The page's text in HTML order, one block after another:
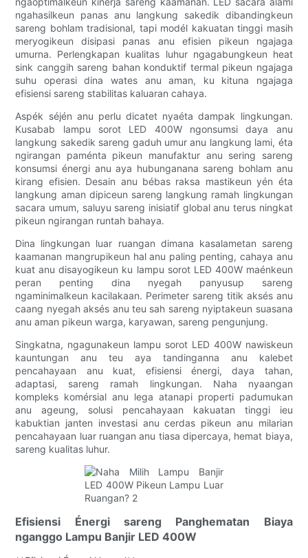
ngahasilkeun panas anu langkung sakedik dibandingkeun
sareng bohlam tradisional, tapi modél kakuatan tinggi masih
meryogikeun disipasi panas anu efisien pikeun ngajaga
umurna. Perlengkapan kualitas luhur ngagabungkeun heat
sink canggih sareng bahan konduktif termal pikeun ngajaga
suhu operasi dina wates anu aman, ku kituna ngajaga
efisiensi sareng stabilitas kaluaran cahaya.
Aspék séjén anu perlu dicatet nyaéta dampak lingkungan.
Kusabab lampu sorot LED 400W ngonsumsi daya anu
langkung sakedik sareng gaduh umur anu langkung lami, éta
ngirangan paménta pikeun manufaktur anu sering sareng
konsumsi énergi anu aya hubunganana sareng bohlam anu
kirang efisien. Desain anu bébas raksa mastikeun yén éta
langkung aman dipiceun sareng langkung ramah lingkungan
sacara umum, saluyu sareng inisiatif global anu terus ningkat
pikeun ngirangan runtah bahaya.
Dina lingkungan luar ruangan dimana kasalametan sareng
kaamanan mangrupikeun hal anu paling penting, cahaya anu
kuat anu disayogikeun ku lampu sorot LED 400W maénkeun
peran penting dina nyegah panyusup sareng
ngaminimalkeun kacilakaan. Perimeter sareng titik aksés anu
caang nyegah aksés anu teu sah sareng nyiptakeun suasana
anu aman pikeun warga, karyawan, sareng pengunjung.
Singkatna, ngagunakeun lampu sorot LED 400W nawiskeun
kauntungan anu teu aya tandinganna anu kalebet
pencahayaan anu kuat, efisiensi énergi, daya tahan,
adaptasi, sareng ramah lingkungan. Naha nyaangan
kompleks komérsial anu lega atanapi properti padumukan
anu ageung, solusi pencahayaan kakuatan tinggi ieu
kabuktian janten investasi anu cerdas pikeun anu milarian
pencahayaan luar ruangan anu tiasa dipercaya, hemat biaya,
sareng kualitas luhur.
Efisiensi Énergi sareng Panghematan Biaya
nganggo Lampu Banjir LED 400W